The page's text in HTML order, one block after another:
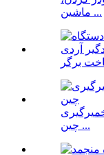
ماشین ...
چین ...